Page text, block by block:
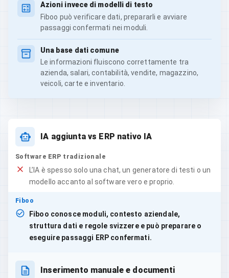
Azioni invece di modelli di testo
Fiboo può verificare dati, prepararli e avviare
passaggi confermati nei moduli.
Una base dati comune
Le informazioni fluiscono correttamente tra
azienda, salari, contabilità, vendite, magazzino,
veicoli, carte e inventario.
IA aggiunta vs ERP nativo IA
Software ERP tradizionale
L’IA è spesso solo una chat, un generatore di testi o un
modello accanto al software vero e proprio.
Fiboo
Fiboo conosce moduli, contesto aziendale,
struttura dati e regole svizzere e può preparare o
eseguire passaggi ERP confermati.
Inserimento manuale e documenti